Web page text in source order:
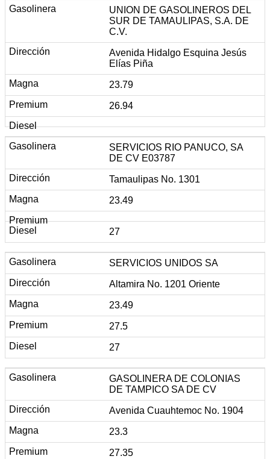
UNION DE GASOLINEROS DEL
SUR DE TAMAULIPAS, S.A. DE
C.V.
Avenida Hidalgo Esquina Jesús
Elías Piña
23.79
26.94
SERVICIOS RIO PANUCO, SA
DE CV E03787
Tamaulipas No. 1301
23.49
27
SERVICIOS UNIDOS SA
Altamira No. 1201 Oriente
23.49
27.5
27
GASOLINERA DE COLONIAS
DE TAMPICO SA DE CV
Avenida Cuauhtemoc No. 1904
23.3
27.35